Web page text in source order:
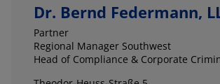
Dr. Bernd Federmann,
Partner
Regional Manager Southwest
Head of Compliance & Corporate